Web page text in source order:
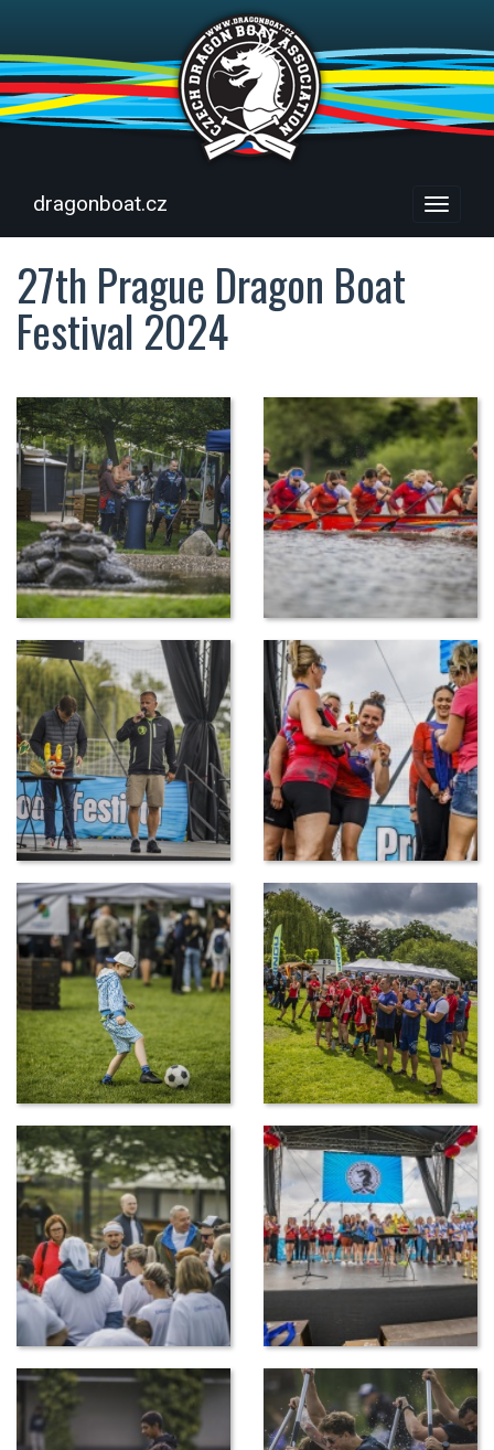
Menu
dragonboat.cz
27th Prague Dragon Boat
Festival 2024